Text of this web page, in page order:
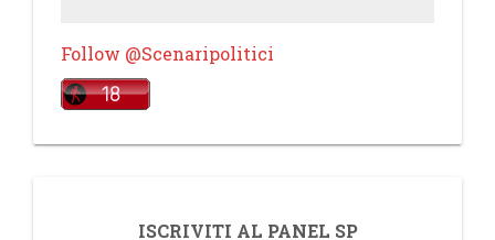
Follow @Scenaripolitici
ISCRIVITI AL PANEL SP